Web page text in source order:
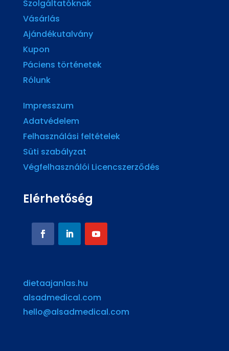
Szolgáltatóknak
Vásárlás
Ajándékutalvány
Kupon
Páciens történetek
Rólunk
Impresszum
Adatvédelem
Felhasználási feltételek
Süti szabályzat
Végfelhasználói Licencszerződés
Elérhetőség
dietaajanlas.hu
alsadmedical.com
hello@alsadmedical.com